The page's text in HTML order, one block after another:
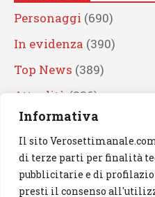
Informativa
Il sito
di terze parti per finalità
pubblicitarie e di
presti il consenso
Personaggi (690)
In evidenza (390)
Top News (389)
Attualità (336)
Eventi(330)
Artisti (241)
News(238)